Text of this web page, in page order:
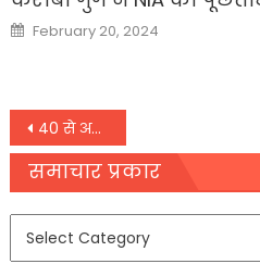
Posted
on
February 20, 2024
Post
navigation
40 से अधिक जिलों के डीएम के साथ मोदी कर रहे हैं समीक्षा बैठक
समाचार प्रकार